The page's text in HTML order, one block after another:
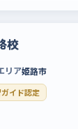
校
リア姫路市
イド認定